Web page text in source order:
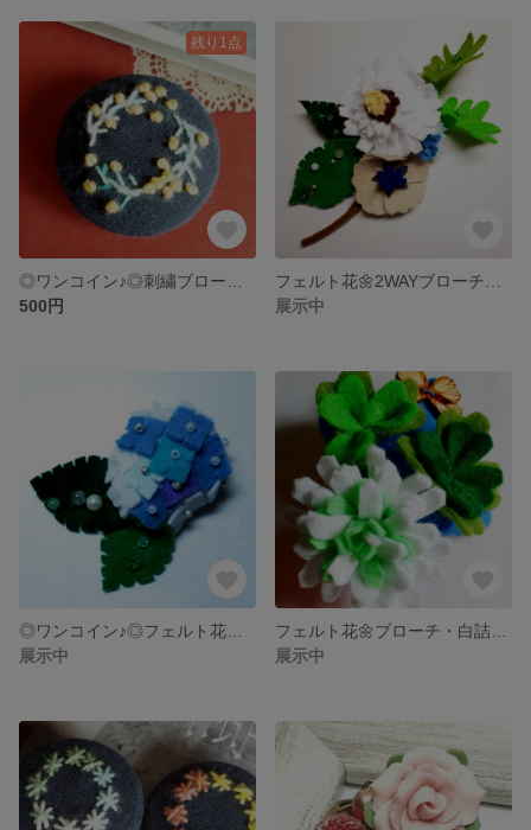
残り1点
500円
展示中
展示中
展示中